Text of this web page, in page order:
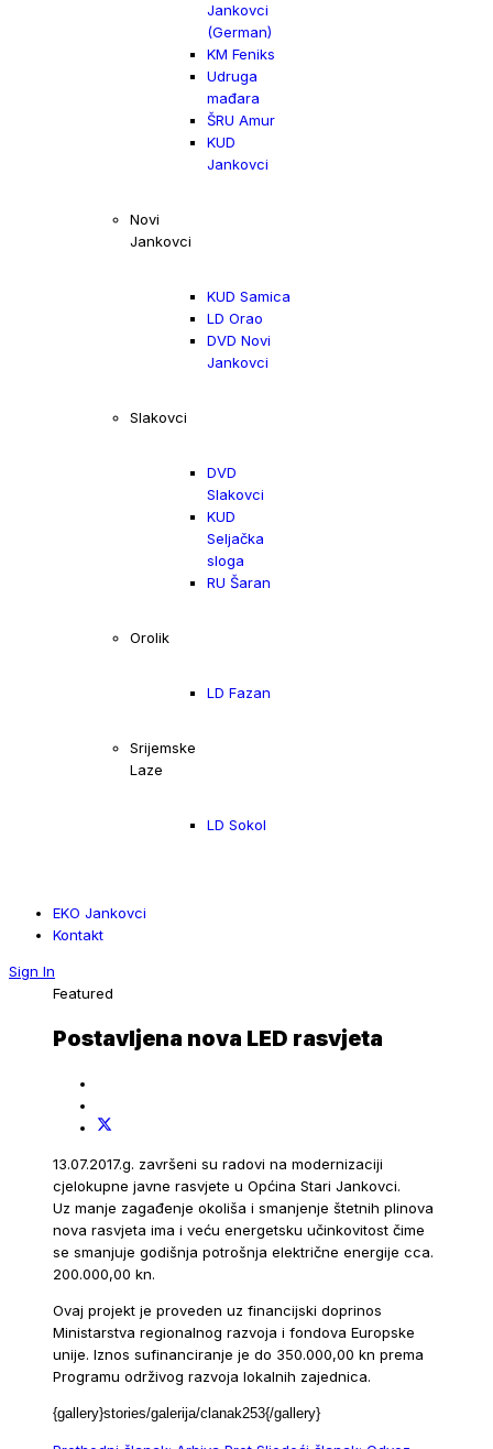
Jankovci
(German)
KM Feniks
Udruga
mađara
ŠRU Amur
KUD
Jankovci
Novi
Jankovci
KUD Samica
LD Orao
DVD Novi
Jankovci
Slakovci
DVD
Slakovci
KUD
Seljačka
sloga
RU Šaran
Orolik
LD Fazan
Srijemske
Laze
LD Sokol
EKO Jankovci
Kontakt
Sign In
Featured
Postavljena nova LED rasvjeta
13.07.2017.g. završeni su radovi na modernizaciji
cjelokupne javne rasvjete u Općina Stari Jankovci.
Uz manje zagađenje okoliša i smanjenje štetnih plinova
nova rasvjeta ima i veću energetsku učinkovitost čime
se smanjuje godišnja potrošnja električne energije cca.
200.000,00 kn.
Ovaj projekt je proveden uz financijski doprinos
Ministarstva regionalnog razvoja i fondova Europske
unije. Iznos sufinanciranje je do 350.000,00 kn prema
Programu održivog razvoja lokalnih zajednica.
{gallery}stories/galerija/clanak253{/gallery}